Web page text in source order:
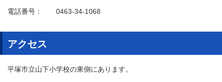
電話番号： 0463-34-1068
アクセス
平塚市立山下小学校の東側にあります。